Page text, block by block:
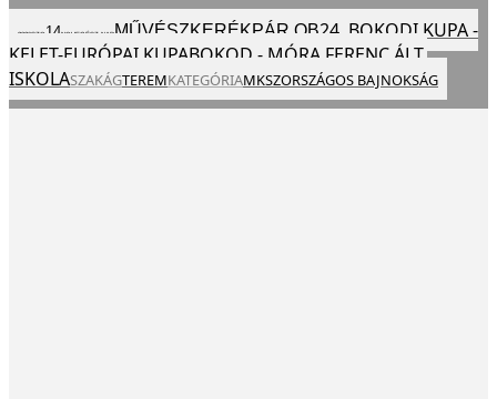
2026SZO 14NOVEGÉSZ NAPMŰVÉSZKERÉKPÁR OB24. BOKODI KUPA -
KELET-EURÓPAI KUPABOKOD - MÓRA FERENC ÁLT.
ISKOLASZAKÁGTEREMKATEGÓRIAMKSZORSZÁGOS BAJNOKSÁG